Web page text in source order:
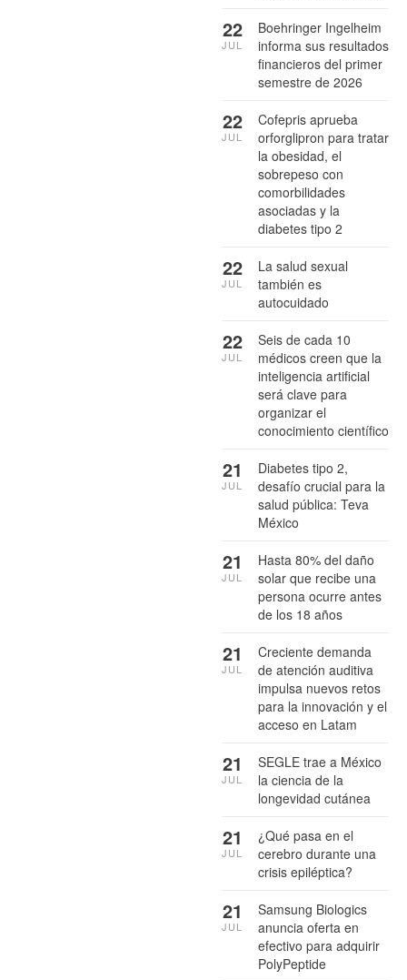
Boehringer Ingelheim
informa sus resultados
financieros del primer
semestre de 2026
22
JUL
Cofepris aprueba
orforglipron para tratar
la obesidad, el
sobrepeso con
comorbilidades
asociadas y la
diabetes tipo 2
22
JUL
La salud sexual
también es
autocuidado
22
JUL
Seis de cada 10
médicos creen que la
inteligencia artificial
será clave para
organizar el
conocimiento científico
22
JUL
Diabetes tipo 2,
desafío crucial para la
salud pública: Teva
México
21
JUL
Hasta 80% del daño
solar que recibe una
persona ocurre antes
de los 18 años
21
JUL
Creciente demanda
de atención auditiva
impulsa nuevos retos
para la innovación y el
acceso en Latam
21
JUL
SEGLE trae a México
la ciencia de la
longevidad cutánea
21
JUL
¿Qué pasa en el
cerebro durante una
crisis epiléptica?
21
JUL
Samsung Biologics
anuncia oferta en
efectivo para adquirir
PolyPeptide
21
JUL